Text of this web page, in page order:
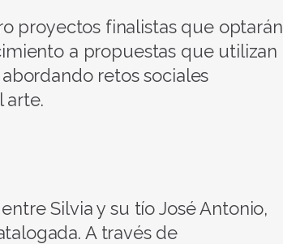
proyectos finalistas que optarán
a propuestas que utilizan
retos sociales
arte.
Silvia y su tío José Antonio,
A través de